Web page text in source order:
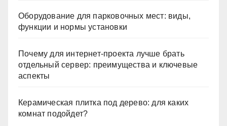
Оборудование для парковочных мест: виды,
функции и нормы установки
Почему для интернет-проекта лучше брать
отдельный сервер: преимущества и ключевые
аспекты
Керамическая плитка под дерево: для каких
комнат подойдет?